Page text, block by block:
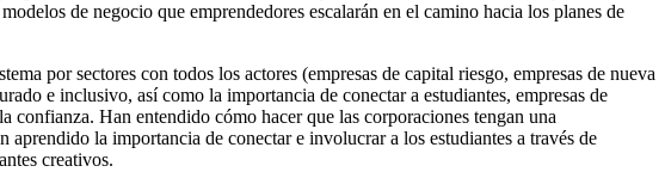
de negocio que emprendedores escalarán en el camino hacia los planes de
por sectores con todos los actores (empresas de capital riesgo, empresas de nueva
e inclusivo, así como la importancia de conectar a estudiantes, empresas de
Han entendido cómo hacer que las corporaciones tengan una
la importancia de conectar e involucrar a los estudiantes a través de
creativos.